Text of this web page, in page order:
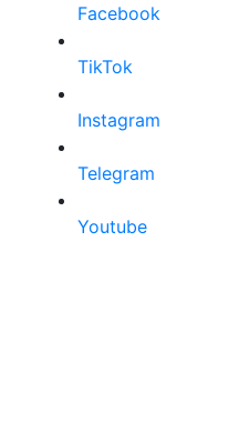
Facebook
TikTok
Instagram
Telegram
Youtube